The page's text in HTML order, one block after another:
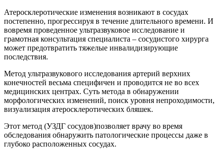
Атеросклеротические изменения возникают в сосудах
постепенно, прогрессируя в течение длительного времени. И
вовремя проведенное ультразвуковое исследование и
грамотная консультация специалиста – сосудистого хирурга
может предотвратить тяжелые инвалидизирующие
последствия.
Метод ультразвукового исследования артерий верхних
конечностей весьма специфичен и проводится не во всех
медицинских центрах. Суть метода в обнаружении
морфологических изменений, поиск уровня непроходимости,
визуализация атеросклеротических бляшек.
Этот метод (УЗДГ сосудов)позволяет врачу во время
обследования обнаружить патологические процессы даже в
глубоко расположенных сосудах.